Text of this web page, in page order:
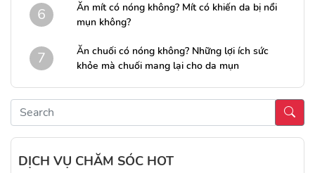
6
Ăn mít có nóng không? Mít có khiến da bị nổi
mụn không?
7
Ăn chuối có nóng không? Những lợi ích sức
khỏe mà chuối mang lại cho da mụn
DỊCH VỤ CHĂM SÓC HOT